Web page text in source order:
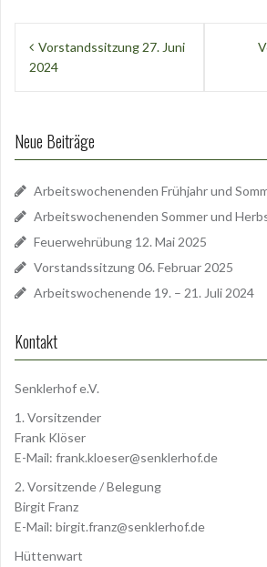
Beitragsnavigation
Vorstandssitzung 27. Juni
2024
Neue Beiträge
Arbeitswochenenden Frühjahr und
Arbeitswochenenden Sommer und
Feuerwehrübung 12. Mai 2025
Vorstandssitzung 06. Februar 2025
Arbeitswochenende 19. – 21. Juli 2024
Kontakt
Senklerhof e.V.
1. Vorsitzender
Frank Klöser
E-Mail: frank.kloeser@senklerhof.de
2. Vorsitzende / Belegung
Birgit Franz
E-Mail: birgit.franz@senklerhof.de
Hüttenwart